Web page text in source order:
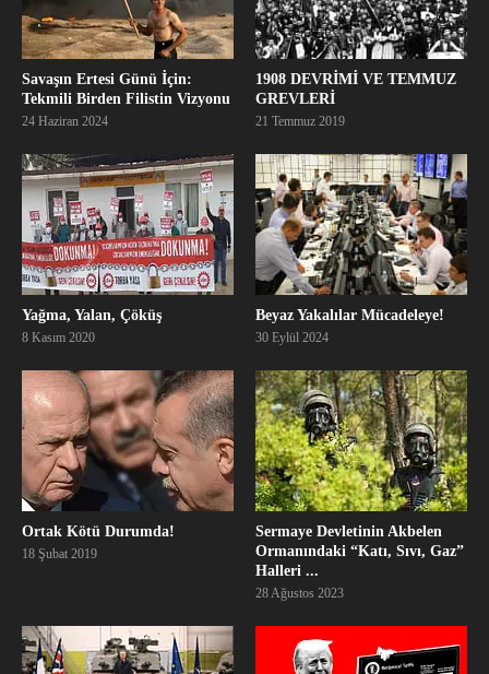
Savaşın Ertesi Günü İçin:
Tekmili Birden Filistin Vizyonu
24 Haziran 2024
1908 DEVRİMİ VE TEMMUZ
GREVLERİ
21 Temmuz 2019
Yağma, Yalan, Çöküş
8 Kasım 2020
Beyaz Yakalılar Mücadeleye!
30 Eylül 2024
Ortak Kötü Durumda!
18 Şubat 2019
Sermaye Devletinin Akbelen
Ormanındaki “Katı, Sıvı, Gaz”
Halleri ...
28 Ağustos 2023